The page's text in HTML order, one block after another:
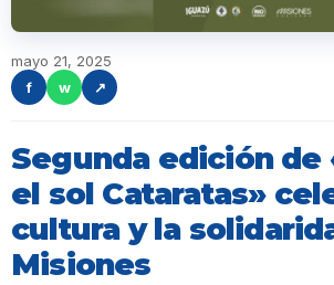
mayo 21, 2025
f
w ↗
Segunda edición de
el sol Cataratas»
cultura y la
Misiones